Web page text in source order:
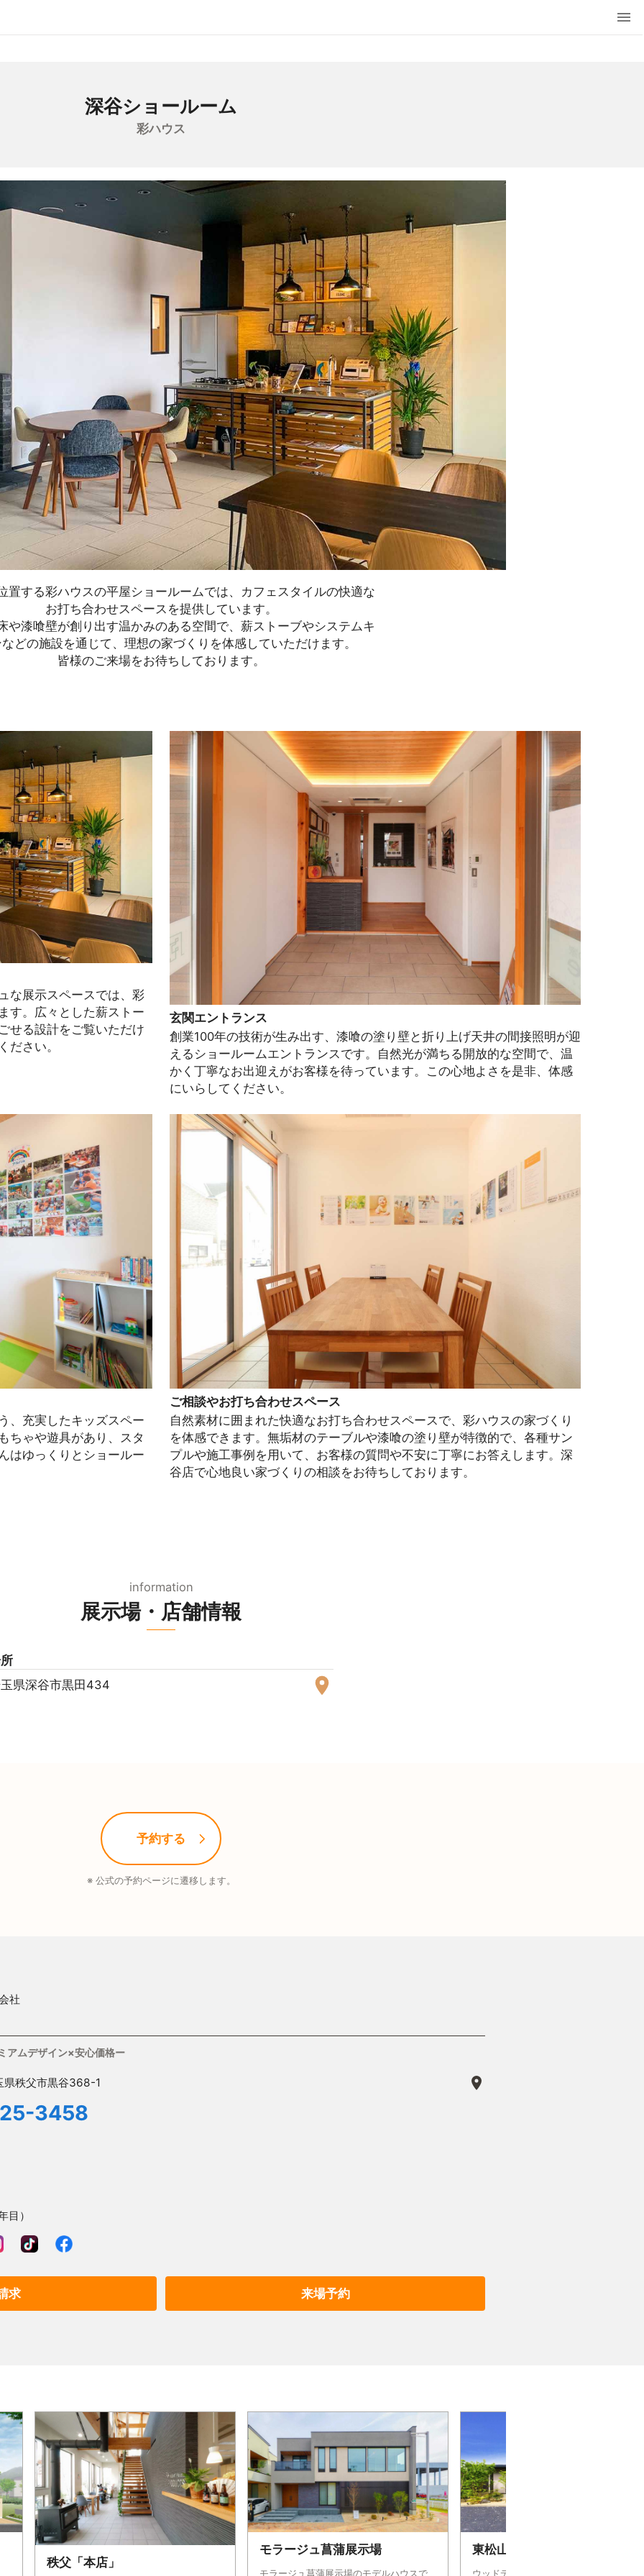
深谷ショールーム
彩ハウス
置する彩ハウスの平屋ショールームでは、カフェスタイルの快適な
お打ち合わせスペースを提供しています。
や漆喰壁が創り出す温かみのある空間で、薪ストーブやシステムキ
どの施設を通じて、理想の家づくりを体感していただけます。
皆様のご来場をお待ちしております。
な展示スペースでは、彩
す。広々とした薪ストー
せる設計をご覧いただけ
ださい。
玄関エントランス
創業100年の技術が生み出す、漆喰の塗り壁と折り上げ天井の間接照明が迎
えるショールームエントランスです。自然光が満ちる開放的な空間で、温
かく丁寧なお出迎えがお客様を待っています。この心地よさを是非、体感
にいらしてください。
、充実したキッズスペー
ちゃや遊具があり、スタ
はゆっくりとショールー
ご相談やお打ち合わせスペース
自然素材に囲まれた快適なお打ち合わせスペースで、彩ハウスの家づくり
を体感できます。無垢材のテーブルや漆喰の塗り壁が特徴的で、各種サン
プルや施工事例を用いて、お客様の質問や不安に丁寧にお答えします。深
谷店で心地良い家づくりの相談をお待ちしております。
information
展示場・店舗情報
県深谷市黒田434
予約する
※ 公式の予約ページに遷移します。
社
アムデザイン×安心価格ー
県秩父市黒谷368-1
3458
目）
求 来場予約
秩父「本店」
モラージュ菖蒲展示場
モラージュ菖蒲展示場のモデルハウスで
東松山展示場
ウッドデッキやオープンキッチンなど機